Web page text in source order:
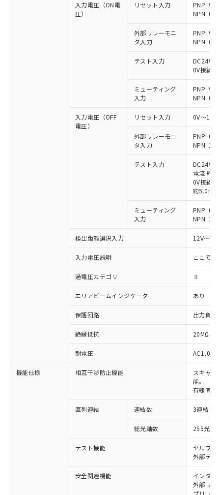
入力電圧（ON電
圧）
リセット入力
PNP: Vs-
NPN: 0
外部リレーモニ
タ入力
PNP: Vs-
NPN: 0
テスト入力
DC24V
0V接続
ミューティング
入力
PNP: Vs-
NPN: 0
入力電圧（OFF
電圧）
リセット入力 0V～1/
外部リレーモニ
タ入力
PNP: 0V
NPN: 1/
テスト入力
DC24V
電流 約
0V接続
約5.0mA
ミューティング
入力
PNP: 0V
NPN: 1/
検出距離選択入力 12V～Vs
入力電圧説明 ここでの
過電圧カテゴリ Ⅱ
エリアビームインジケータ あり
保護回路 出力負荷
絶縁抵抗 20MΩ以
耐電圧
機能仕様 相互干渉防止機能
スキャ
能。
有線同期
直列連結 連結数 3連結ま
総光軸数 255光軸
テスト機能
セルフテ
外部テス
安全関連機能
インター
外部リレ
プリリセ
ご利用条件
※1 対応状況
対応済み：EU RoHS指令（10物質）の
非含有に対応した製品が提供可能な商品で
有に対応した製品に切り替える予定のある